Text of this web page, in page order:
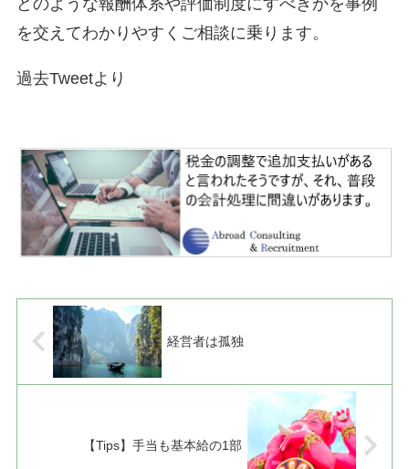
どのような報酬体系や評価制度にすべきかを事例
を交えてわかりやすくご相談に乗ります。
過去Tweetより
経営者は孤独
【Tips】手当も基本給の1部